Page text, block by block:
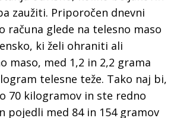
zaužiti. Priporočen dnevni
računa glede na telesno maso
ki želi ohraniti ali
maso, med 1,2 in 2,2 grama
telesne teže. Tako naj bi,
70 kilogramov in ste redno
pojedli med 84 in 154 gramov